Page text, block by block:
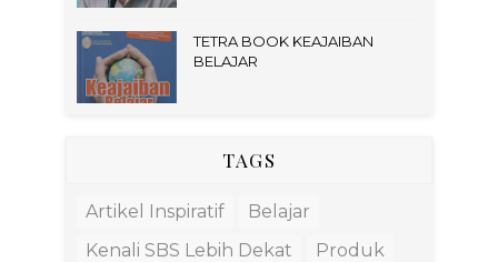
TETRA BOOK KEAJAIBAN
BELAJAR
TAGS
Artikel Inspiratif
Belajar
Kenali SBS Lebih Dekat
Produk